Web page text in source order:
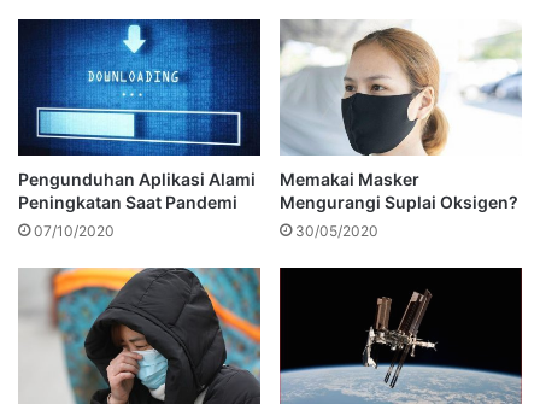
Pengunduhan Aplikasi Alami
Peningkatan Saat Pandemi
07/10/2020
Memakai Masker
Mengurangi Suplai Oksigen?
30/05/2020